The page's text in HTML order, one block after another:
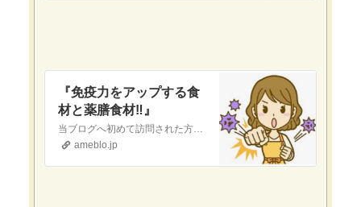
『免疫力をアップする食
材と薬膳食材‼️』
当ブログへ初めて訪問された方へ当ブログは『現代医療やワクチンに対して疑念を抱いている』という方や『食の安全(農薬・添加物etc.)に不安を感じている』という方…
ameblo.jp